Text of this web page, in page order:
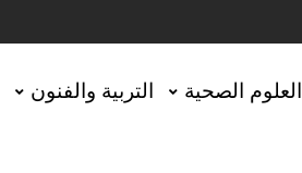
العلوم الصحية التربية والفنون